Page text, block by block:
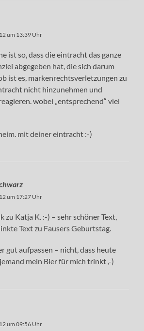
um 13:39 Uhr
ist so, dass die eintracht das ganze
abgegeben hat, die sich darum
ist es, markenrechtsverletzungen zu
nicht hinzunehmen und
wobei „entsprechend“ viel
mit deiner eintracht :-)
um 17:27 Uhr
zu Katja K. :-) – sehr schöner Text,
Text zu Fausers Geburtstag.
gut aufpassen – nicht, dass heute
mein Bier für mich trinkt ,-)
um 09:56 Uhr